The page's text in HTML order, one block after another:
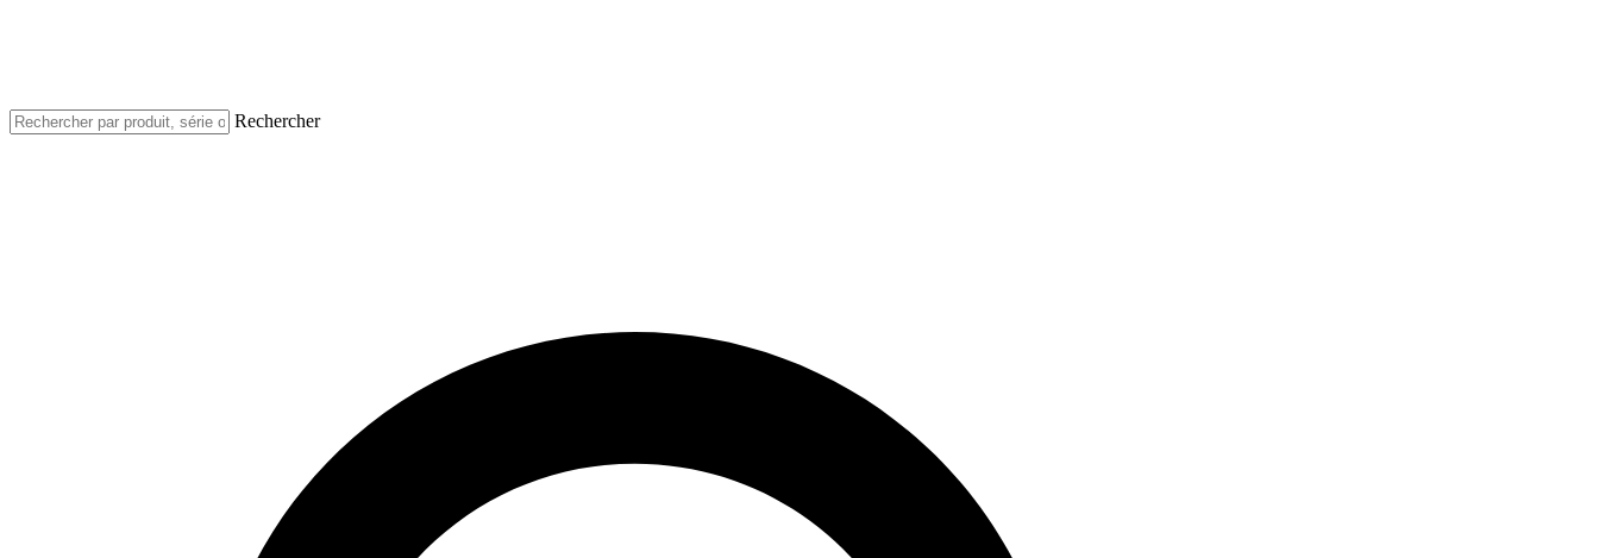
Rechercher